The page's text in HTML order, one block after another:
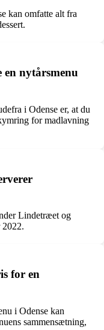
kan omfatte alt fra
en nytårsmenu
i Odense er, at du
for madlavning
Lindetræet og
2022.
for en
i Odense kan
sammensætning,